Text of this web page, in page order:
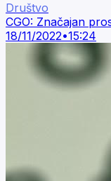
Društvo
CGO: Značajan
18/11/2022•15:24